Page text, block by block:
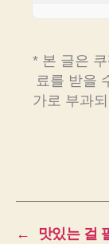
* 본 글은
료를 받을
가로 부과
←
맛있는 걸